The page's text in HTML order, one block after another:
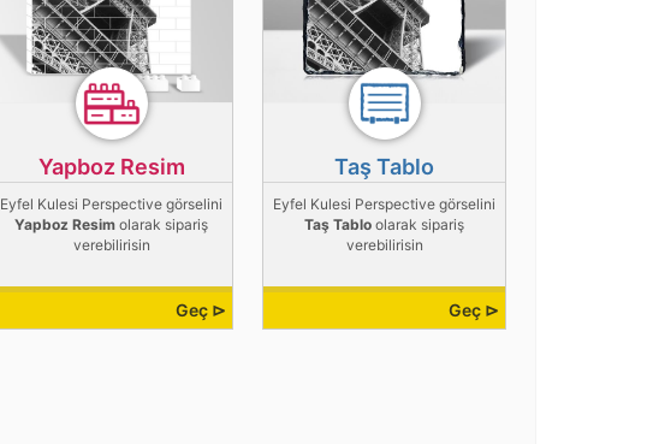
Yapboz Resim
Eyfel Kulesi Perspective görselini
Yapboz Resim olarak sipariş
verebilirisin
Geç ⊳
Taş Tablo
Eyfel Kulesi Perspective görselini
Taş Tablo olarak sipariş
verebilirisin
Geç ⊳